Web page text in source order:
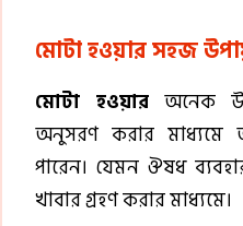
মোটা হওয়ার সহজ
মোটা হওয়ারঅনেক
অনুসরণ করার
পারেন। যেমন ঔষধ
খাবার গ্রহণ করার মাধ্যমে।